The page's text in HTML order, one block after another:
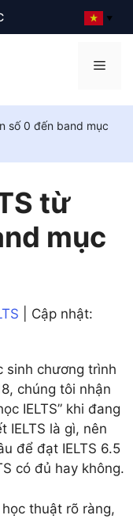
▼
số 0 đến band mục
từ
mục
| Cập nhật:
sinh chương trình
chúng tôi nhận
IELTS” khi đang
IELTS là gì, nên
để đạt IELTS 6.5
có đủ hay không.
thuật rõ ràng,